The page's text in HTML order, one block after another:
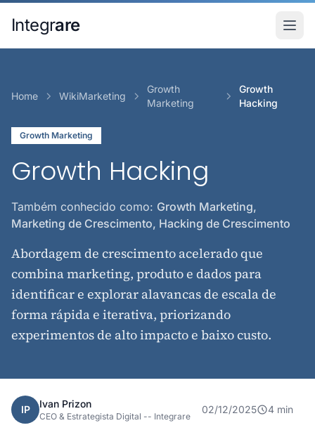
Integrare
Home WikiMarketing
Growth
Marketing
Growth
Hacking
Growth Marketing
Growth Hacking
Também conhecido como: Growth Marketing,
Marketing de Crescimento, Hacking de Crescimento
Abordagem de crescimento acelerado que
combina marketing, produto e dados para
identificar e explorar alavancas de escala de
forma rápida e iterativa, priorizando
experimentos de alto impacto e baixo custo.
IP Ivan Prizon
CEO & Estrategista Digital -- Integrare
02/12/2025 4 min